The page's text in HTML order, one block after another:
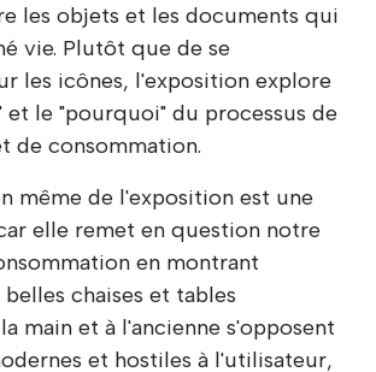
les objets et les documents qui
vie. Plutôt que de se
les icônes, l'exposition explore
et le "pourquoi" du processus de
de consommation.
même de l'exposition est une
elle remet en question notre
en montrant
chaises et tables
main et à l'ancienne s'opposent
et hostiles à l'utilisateur,